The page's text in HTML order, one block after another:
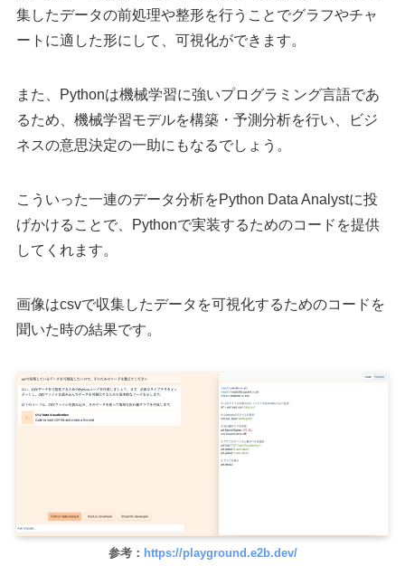
集したデータの前処理や整形を行うことでグラフやチャ
ートに適した形にして、可視化ができます。
また、Pythonは機械学習に強いプログラミング言語であ
るため、機械学習モデルを構築・予測分析を行い、ビジ
ネスの意思決定の一助にもなるでしょう。
こういった一連のデータ分析をPython Data Analystに投
げかけることで、Pythonで実装するためのコードを提供
してくれます。
画像はcsvで収集したデータを可視化するためのコードを
聞いた時の結果です。
参考： https://playground.e2b.dev/